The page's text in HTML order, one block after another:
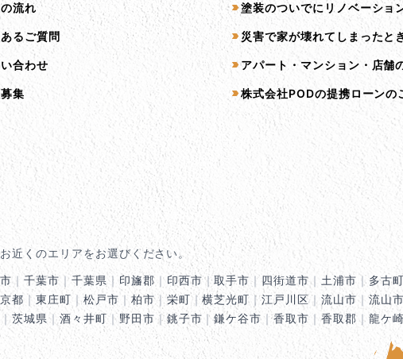
流れ
るご質問
合わせ
集
塗装のついでにリノベーショ
災害で家が壊れてしまったと
アパート・マンション・店舗
株式会社PODの提携ローンの
近くのエリアをお選びください。
｜千葉市 ｜千葉県 ｜ 印旛郡｜ 印西市｜取手市 ｜四街道市｜ 土浦市 ｜ 多古町
都 ｜ 東庄町 ｜松戸市 ｜ 柏市｜栄町｜横芝光町 ｜江戸川区｜流山市 ｜流山市
｜茨城県 ｜酒々井町 ｜ 野田市｜銚子市 ｜鎌ケ谷市｜香取市 ｜香取郡 ｜ 龍ケ